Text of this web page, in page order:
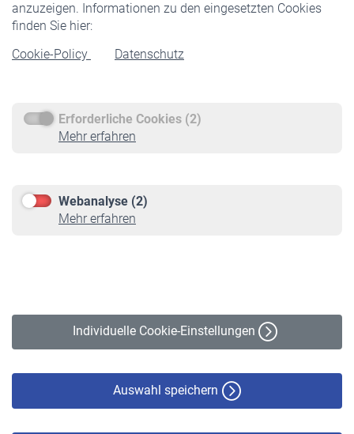
anzuzeigen. Informationen zu den eingesetzten Cookies
finden Sie hier:
Cookie-Policy
Datenschutz
Erforderliche Cookies (2)
Mehr erfahren
Webanalyse (2)
Mehr erfahren
Individuelle Cookie-Einstellungen
Auswahl speichern
Rentner
Rentenbeginn
Rente beantragen
Service
Informationen
Online-Rechner
VBLnewsletter
Erklärung zur Barrierefreiheit